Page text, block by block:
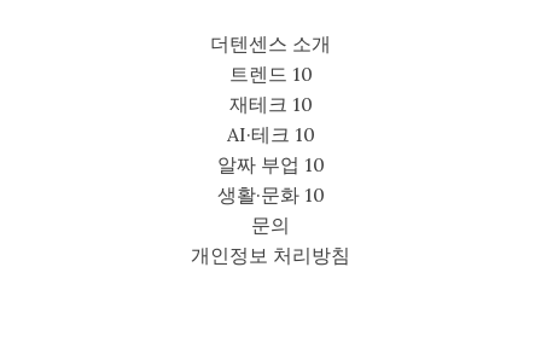
더텐센스 소개
트렌드 10
재테크 10
AI·테크 10
알짜 부업 10
생활·문화 10
문의
개인정보 처리방침